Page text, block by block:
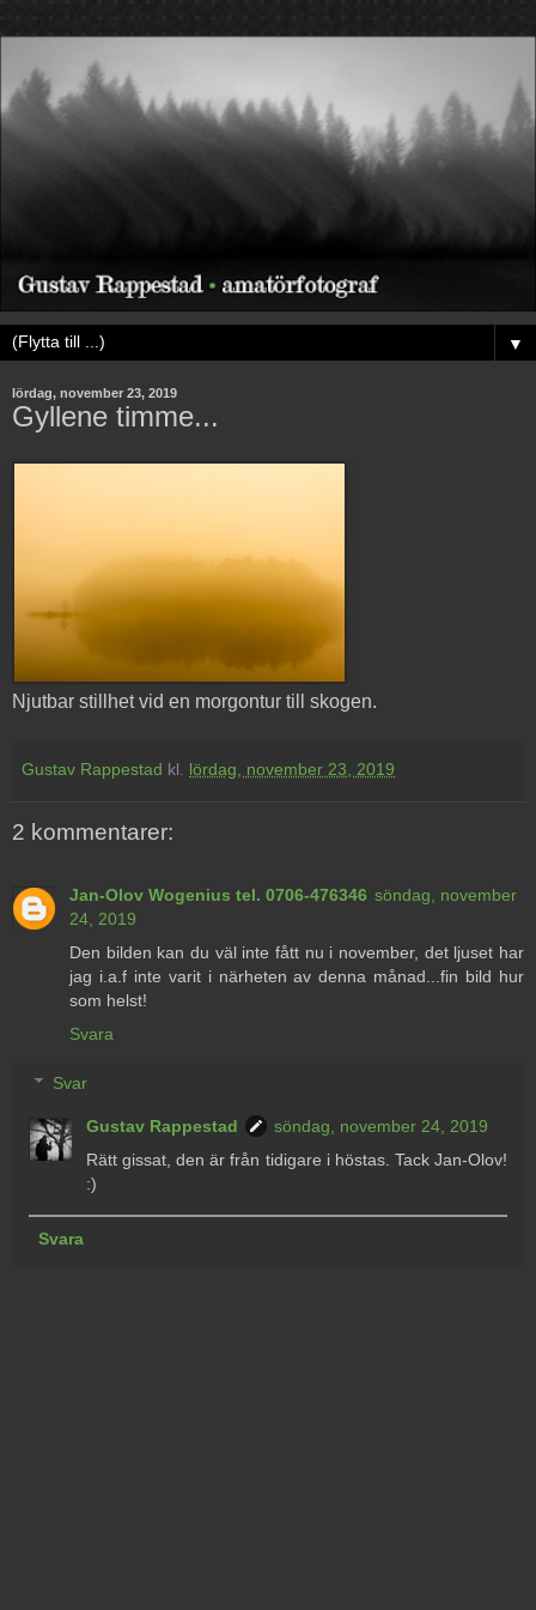
▼
lördag, november 23, 2019
Gyllene timme...
Njutbar stillhet vid en morgontur till skogen.
Gustav Rappestad kl. lördag, november 23, 2019
2 kommentarer:
Jan-Olov Wogenius tel. 0706-476346 söndag, november
24, 2019
Den bilden kan du väl inte fått nu i november, det ljuset har
jag i.a.f inte varit i närheten av denna månad...fin bild hur
som helst!
Svara
Svar
Gustav Rappestad
söndag, november 24, 2019
Rätt gissat, den är från tidigare i höstas. Tack Jan-Olov!
:)
Svara